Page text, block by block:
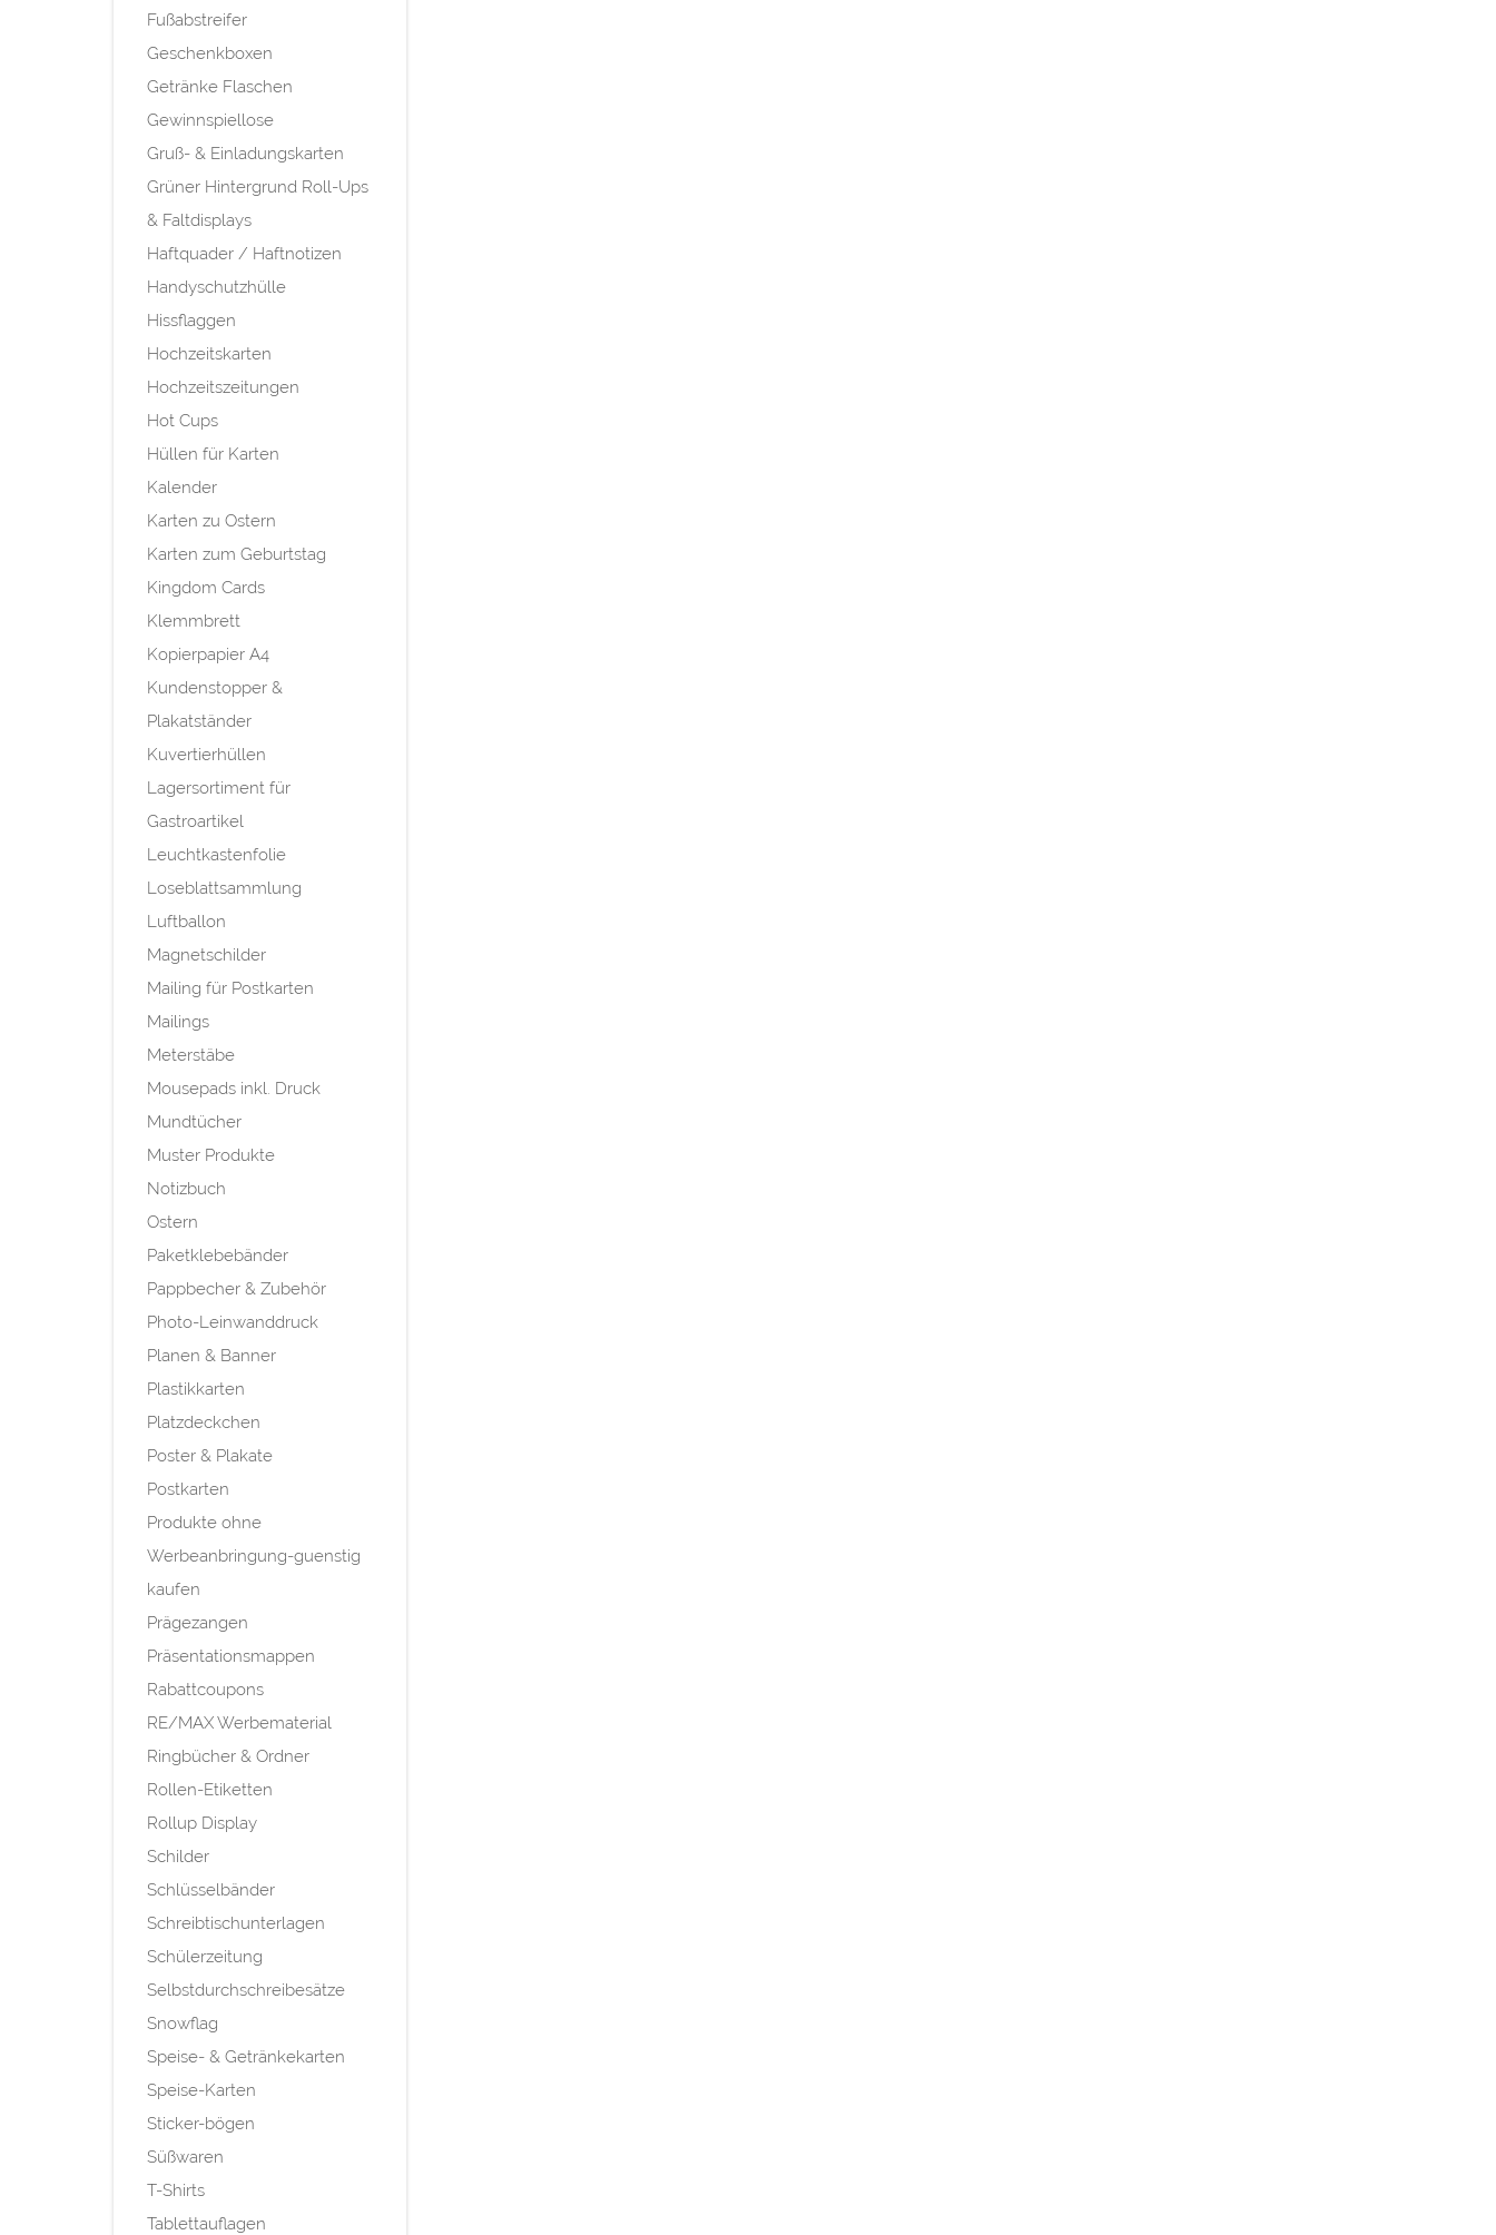
Fußabstreifer
Geschenkboxen
Getränke Flaschen
Gewinnspiellose
Gruß- & Einladungskarten
Grüner Hintergrund Roll-Ups
& Faltdisplays
Haftquader / Haftnotizen
Handyschutzhülle
Hissflaggen
Hochzeitskarten
Hochzeitszeitungen
Hot Cups
Hüllen für Karten
Kalender
Karten zu Ostern
Karten zum Geburtstag
Kingdom Cards
Klemmbrett
Kopierpapier A4
Kundenstopper &
Plakatständer
Kuvertierhüllen
Lagersortiment für
Gastroartikel
Leuchtkastenfolie
Loseblattsammlung
Luftballon
Magnetschilder
Mailing für Postkarten
Mailings
Meterstäbe
Mousepads inkl. Druck
Mundtücher
Muster Produkte
Notizbuch
Ostern
Paketklebebänder
Pappbecher & Zubehör
Photo-Leinwanddruck
Planen & Banner
Plastikkarten
Platzdeckchen
Poster & Plakate
Postkarten
Produkte ohne
Werbeanbringung-guenstig
kaufen
Prägezangen
Präsentationsmappen
Rabattcoupons
RE/MAX Werbematerial
Ringbücher & Ordner
Rollen-Etiketten
Rollup Display
Schilder
Schlüsselbänder
Schreibtischunterlagen
Schülerzeitung
Selbstdurchschreibesätze
Snowflag
Speise- & Getränkekarten
Speise-Karten
Sticker-bögen
Süßwaren
T-Shirts
Tablettauflagen